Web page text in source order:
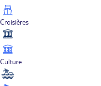
Croisières
Culture